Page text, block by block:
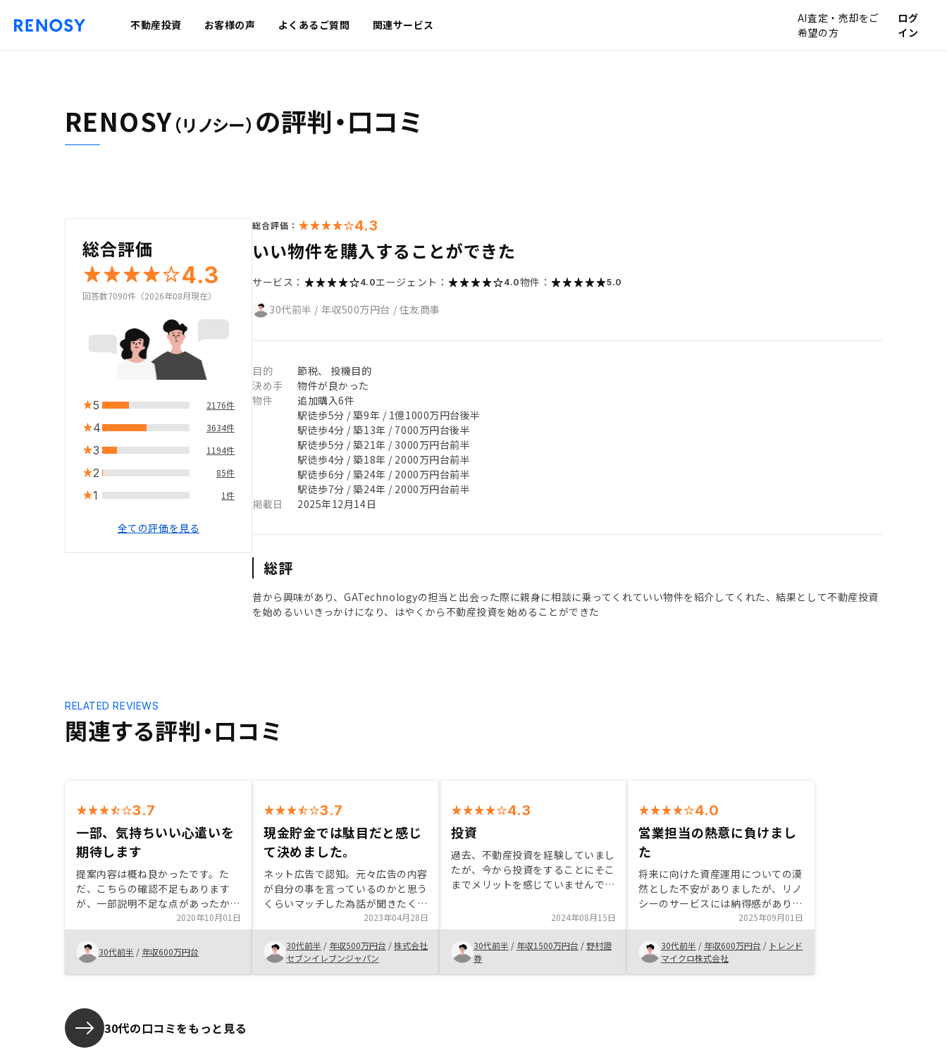
不動産投資 お客様の声 よくあるご質問 関連サービス
AI査定・売却をご
希望の方
ログ
イン
RENOSY（リノシー） の評判・口コミ
総合評価
4.3
回答数7090件（2026年08月現在）
5 2176件
4 3634件
3 1194件
2 85件
1 1件
全ての評価を見る
総合評価： 4.3
いい物件を購入することができた
サービス： 4.0エージェント： 4.0物件： 5.0
30代前半 / 年収500万円台 / 住友商事
目的
節税、 投機目的
決め手
物件が良かった
物件
追加購入6件
駅徒歩5分 / 築9年 / 1億1000万円台後半
駅徒歩4分 / 築13年 / 7000万円台後半
駅徒歩5分 / 築21年 / 3000万円台前半
駅徒歩4分 / 築18年 / 2000万円台前半
駅徒歩6分 / 築24年 / 2000万円台前半
駅徒歩7分 / 築24年 / 2000万円台前半
掲載日
2025年12月14日
総評
昔から興味があり、GATechnologyの担当と出会った際に親身に相談に乗ってくれていい物件を紹介してくれた、結果として不動産投資
を始めるいいきっかけになり、はやくから不動産投資を始めることができた
関連する評判・口コミ
RELATED REVIEWS
3.7
一部、気持ちいい心遣いを
期待します
提案内容は概ね良かったです。た
だ、こちらの確認不足もあります
が、一部説明不足な点があったかな
と思います。 また、こちらが乗り
気なときは良いのですが、一旦保留
にして欲しいと連絡した時の返信が
なかったり、購入後のやり取りでメ
ールの返信がなかったりと購入さえ
念でした。 最終的に私は購入にい
たりましたが、こういった態度を改
めないと購入意欲がなくなる人もい
ると思うので注意した方が良いと思
2020年10月01日
30代前半 / 年収600万円台
3.7
現金貯金では駄目だと感じ
て決めました。
ネット広告で認知。元々広告の内容
が自分の事を言っているのかと思う
くらいマッチした為話が聞きたくな
った。担当してくれた方はわかりや
すく、こちらの質問に迅速に答えて
くれていた為信用できた。高い買い
物なので一歩踏み出すのは勇気が入
りましたがこちらの不安材料である
2023年04月28日
30代前半 / 年収500万円台 /株式会社
セブンイレブンジャパン
4.3
投資
過去、不動産投資を経験していまし
たが、今から投資をすることにそこ
までメリットを感じていませんでし
節税の話に納得感があったため再度
投資にいたりました。 また、物件
の選び方等安心感もありました。申
込後のフローを明確に教えてほしい
2024年08月15日
30代前半 / 年収1500万円台 / 野村證
券
4.0
営業担当の熱意に負けまし
た
将来に向けた資産運用についての漠
然とした不安がありましたが、リノ
シーのサービスには納得感があり、
また営業担当の方も親身になって何
度も説明をいただいたおかげでスタ
ートを切ることができました。私と
同じように迷っている方にもぜひお
勧めしたいです。
2025年09月01日
30代前半 / 年収600万円台 / トレンド
マイクロ株式会社
30代の口コミをもっと見る